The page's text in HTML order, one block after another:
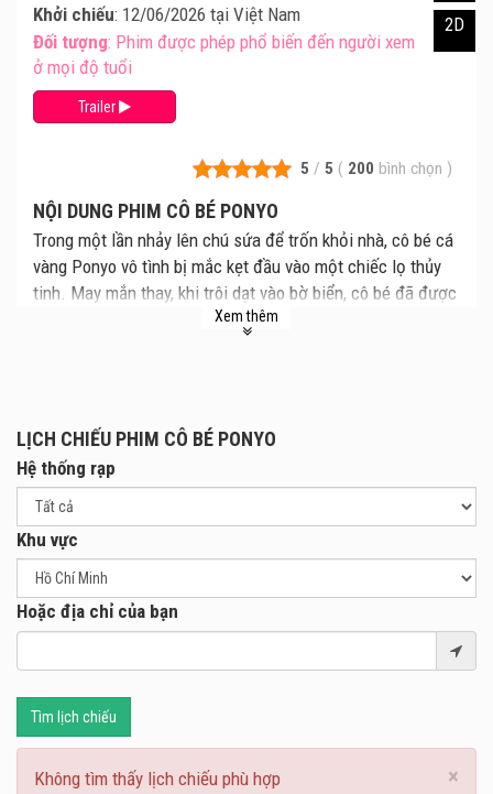
5 / 5 ( 200 bình chọn )
NỘI DUNG PHIM CÔ BÉ PONYO
Trong một lần nhảy lên chú sứa để trốn khỏi nhà, cô bé cá
vàng Ponyo vô tình bị mắc kẹt đầu vào một chiếc lọ thủy
tinh. May mắn thay, khi trôi dạt vào bờ biển, cô bé đã được
Sosuke, cậu nhóc năm tuổi sống trong ngôi nhà trên đỉnh
lòng khát khao trở thành con người để được sống bên
Sosuke vẫn thôi thúc Ponyo, khiến cô bé quyết định nhờ
các em gái giúp sức để tìm đường quay trở lại thế giới loài
người.
Xem thêm
Khởi chiếu: 12/06/2026 tại Việt Nam
Đối tượng: Phim được phép phổ biến đến người xem
ở mọi độ tuổi
Trailer
2D
LỊCH CHIẾU PHIM CÔ BÉ PONYO
Hệ thống rạp
Khu vực
Hoặc địa chỉ của bạn
Tìm lịch chiếu
×
Không tìm thấy lịch chiếu phù hợp